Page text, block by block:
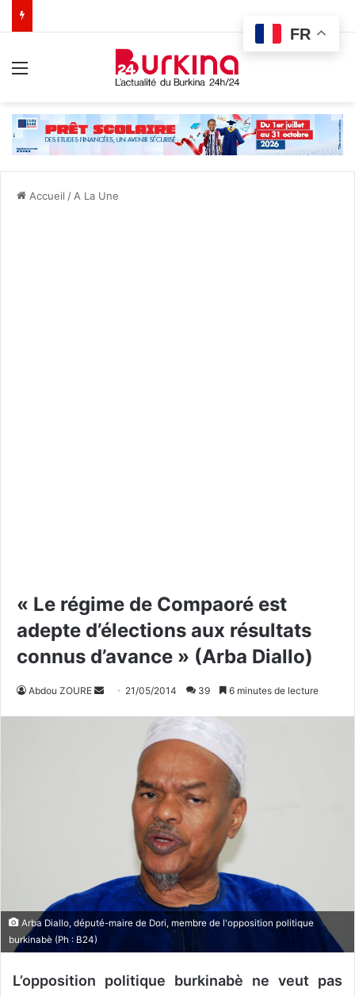
Accueil / A La Une
« Le régime de Compaoré est
adepte d’élections aux résultats
connus d’avance » (Arba Diallo)
Abdou ZOURE
o
u
i
e
21/05/2014 39 6 minutes de lecture
Arba Diallo, député-maire de Dori, membre de l'opposition politique
burkinabè (Ph : B24)
L’opposition politique burkinabè ne veut pas
FR